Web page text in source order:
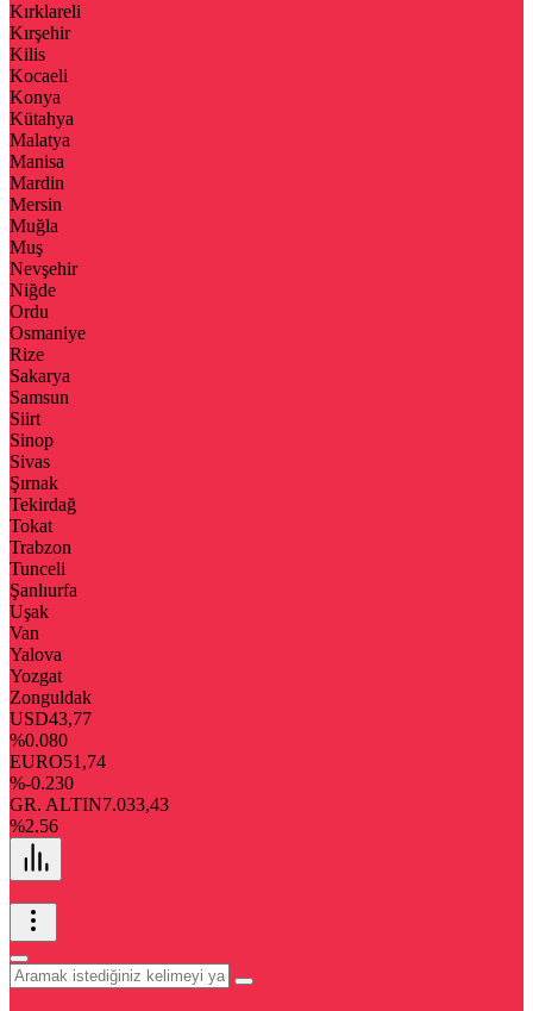
Kırklareli
Kırşehir
Kilis
Kocaeli
Konya
Kütahya
Malatya
Manisa
Mardin
Mersin
Muğla
Muş
Nevşehir
Niğde
Ordu
Osmaniye
Rize
Sakarya
Samsun
Siirt
Sinop
Sivas
Şırnak
Tekirdağ
Tokat
Trabzon
Tunceli
Şanlıurfa
Uşak
Van
Yalova
Yozgat
Zonguldak
USD43,77
%0.080
EURO51,74
%-0.230
GR. ALTIN7.033,43
%2.56